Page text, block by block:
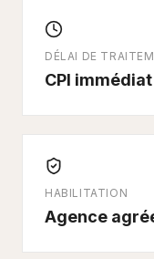
DÉLAI DE
CPI
HABILITATION
Agence